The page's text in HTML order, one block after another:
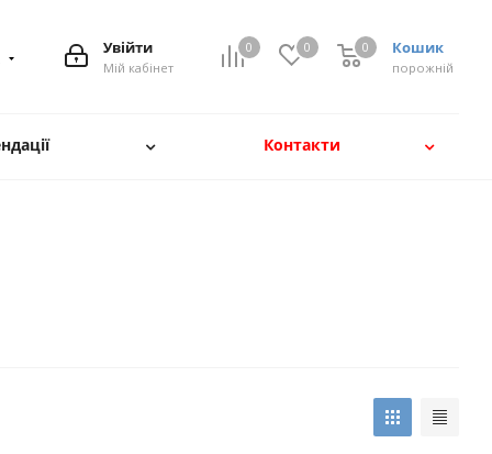
0 0 Кошик
порожній
0
Увійти
Мій кабінет
Контакти